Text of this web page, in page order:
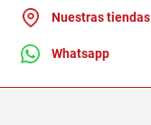
Nuestras tiendas
Whatsapp